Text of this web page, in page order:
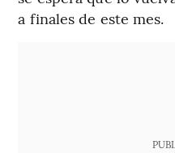
a finales de este mes.